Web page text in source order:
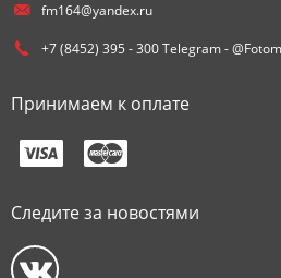
fm164@yandex.ru
+7 (8452) 395 - 300 Telegram -
Принимаем к оплате
Следите за новостями